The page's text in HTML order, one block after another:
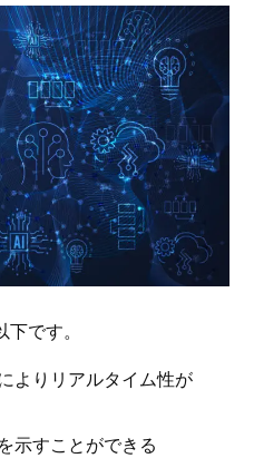
です。
よりリアルタイム性が
示すことができる